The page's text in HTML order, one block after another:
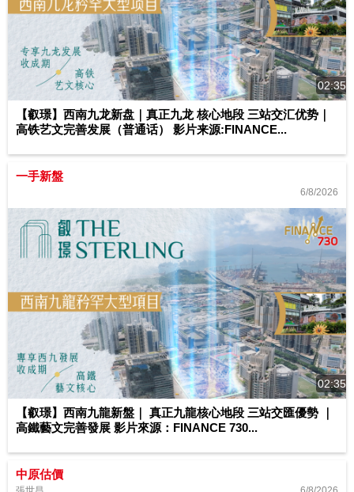
02:35
【叡璟】西南九龙新盘｜真正九龙 核心地段 三站交汇优势｜
高铁艺文完善发展（普通话） 影片来源:FINANCE...
一手新盤
6/8/2026
02:35
【叡璟】西南九龍新盤｜ 真正九龍核心地段 三站交匯優勢 ｜
高鐵藝文完善發展 影片來源：FINANCE 730...
中原估價